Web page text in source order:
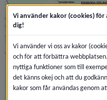
Vi använder kakor (cookies)
dig!
Vi använder vi oss av kakor
och för att förbättra
nyttiga funktioner som till
det känns okej och att du
kakor som får användas genom